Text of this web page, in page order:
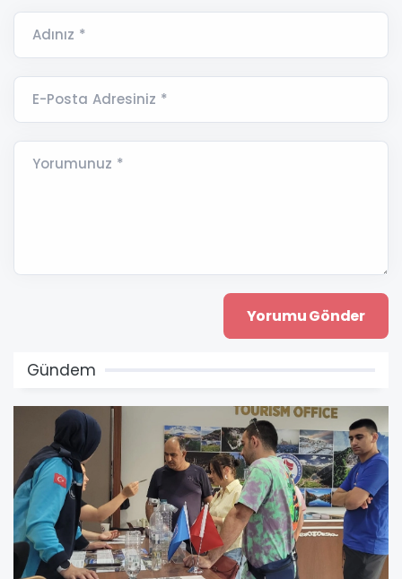
Adınız *
E-Posta Adresiniz *
Yorumunuz *
Gündem